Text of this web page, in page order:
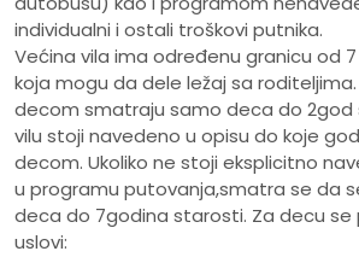
individualni i ostali troškovi putnika.
Većina vila ima određenu granicu od
koja mogu da dele ležaj sa
decom smatraju samo deca do 2god
vilu stoji navedeno u opisu do koje
decom. Ukoliko ne stoji eksplicitno
u programu putovanja,smatra se da
deca do 7godina starosti. Za decu se
uslovi: